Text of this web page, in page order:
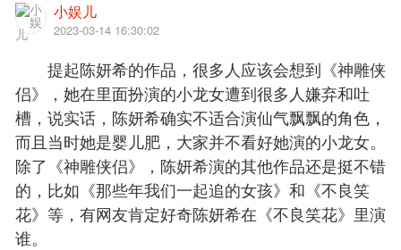
小娱儿
2023-03-14 16:30:02
提起陈妍希的作品，很多人应该会想到《神雕侠
侣》，她在里面扮演的小龙女遭到很多人嫌弃和吐
槽，说实话，陈妍希确实不适合演仙气飘飘的角色，
而且当时她是婴儿肥，大家并不看好她演的小龙女。
除了《神雕侠侣》，陈妍希演的其他作品还是挺不错
的，比如《那些年我们一起追的女孩》和《不良笑
花》等，有网友肯定好奇陈妍希在《不良笑花》里演
谁。